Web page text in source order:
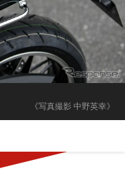
《写真撮影 中野英幸》